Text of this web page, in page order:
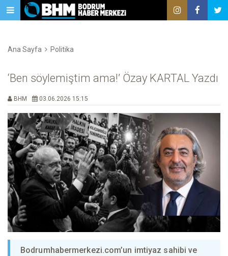
Ana Sayfa Politika
‘Ben söylemiştim ama!’ Özay KARTAL Yazdı
BHM 03.06.2026 15:15
Bodrumhabermerkezi.com’un imtiyaz sahibi ve